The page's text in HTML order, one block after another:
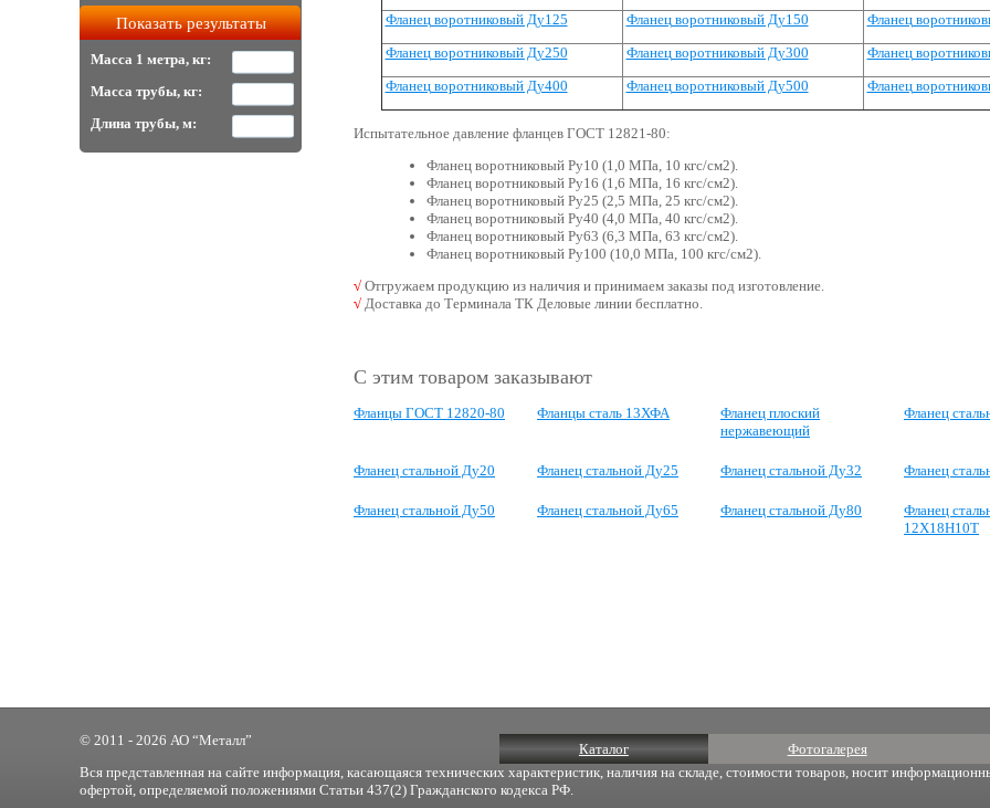
Фланец воротниковый Ду125
Фланец воротниковый Ду150
Фланец
Фланец воротниковый Ду250
Фланец воротниковый Ду300
Фланец
Фланец воротниковый Ду400
Фланец воротниковый Ду500 Фланец
Испытательное давление фланцев ГОСТ 12821-80:
Фланец воротниковый Ру10 (1,0 МПа, 10 кгс/см2).
Фланец воротниковый Ру16 (1,6 МПа, 16 кгс/см2).
Фланец воротниковый Ру25 (2,5 МПа, 25 кгс/см2).
Фланец воротниковый Ру40 (4,0 МПа, 40 кгс/см2).
Фланец воротниковый Ру63 (6,3 МПа, 63 кгс/см2).
Фланец воротниковый Ру100 (10,0 МПа, 100 кгс/см2).
√ Отгружаем продукцию из наличия и принимаем заказы под изготовление.
√ Доставка до Терминала ТК Деловые линии бесплатно.
С этим товаром заказывают
Фланцы ГОСТ 12820-80 Фланцы сталь 13ХФА
Фланец плоский
нержавеющий
Фланец
Фланец стальной Ду20 Фланец стальной Ду25 Фланец стальной Ду32 Фланец
Фланец стальной Ду50 Фланец стальной Ду65 Фланец стальной Ду80
Фланец
12Х18Н10Т
Масса 1 метра, кг:
Масса трубы, кг:
Длина трубы, м:
Каталог Фотогалерея
© 2011 - 2026 АО “Металл”
Вся представленная на сайте информация, касающаяся технических характеристик, наличия на складе, стоимости товаров, носит
офертой, определяемой положениями Статьи 437(2) Гражданского кодекса РФ.